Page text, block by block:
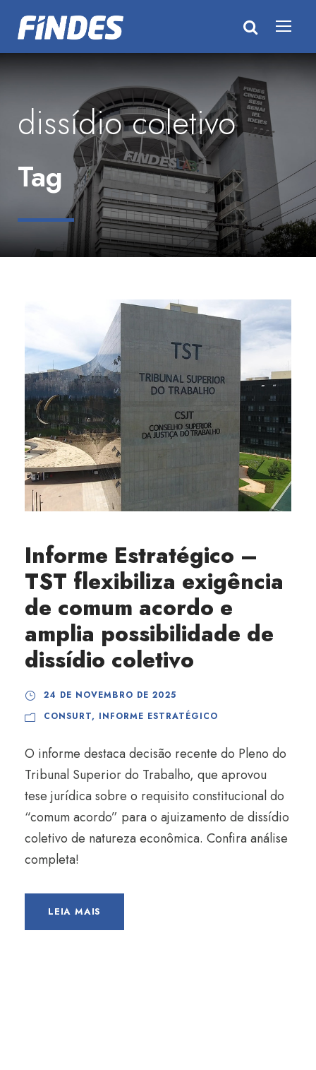
dissídio coletivo
Tag
Informe Estratégico –
TST flexibiliza exigência
de comum acordo e
amplia possibilidade de
dissídio coletivo
24 DE NOVEMBRO DE 2025
CONSURT, INFORME ESTRATÉGICO
O informe destaca decisão recente do Pleno do
Tribunal Superior do Trabalho, que aprovou
tese jurídica sobre o requisito constitucional do
“comum acordo” para o ajuizamento de dissídio
coletivo de natureza econômica. Confira análise
completa!
LEIA MAIS